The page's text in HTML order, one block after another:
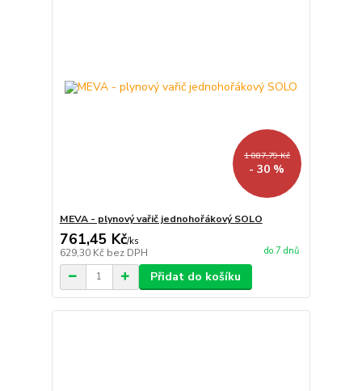
1 087,79 Kč
- 30 %
MEVA - plynový vařič jednohořákový SOLO
761,45 Kč/ks
629,30 Kč bez DPH do 7 dnů
Přidat do košíku